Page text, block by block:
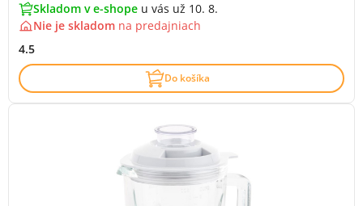
Skladom v e-shope u vás už 10. 8.
Nie je skladom na predajniach
4.5
Do košíka